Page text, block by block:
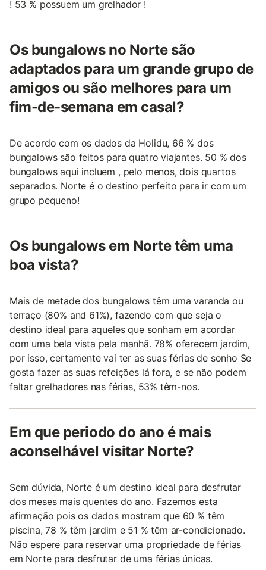
! 53 % possuem um grelhador !
Os bungalows no Norte são
adaptados para um grande grupo de
amigos ou são melhores para um
fim-de-semana em casal?
De acordo com os dados da Holidu, 66 % dos
bungalows são feitos para quatro viajantes. 50 % dos
bungalows aqui incluem , pelo menos, dois quartos
separados. Norte é o destino perfeito para ir com um
grupo pequeno!
Os bungalows em Norte têm uma
boa vista?
Mais de metade dos bungalows têm uma varanda ou
terraço (80% and 61%), fazendo com que seja o
destino ideal para aqueles que sonham em acordar
com uma bela vista pela manhã. 78% oferecem jardim,
por isso, certamente vai ter as suas férias de sonho Se
gosta fazer as suas refeições lá fora, e se não podem
faltar grelhadores nas férias, 53% têm-nos.
Em que periodo do ano é mais
aconselhável visitar Norte?
Sem dúvida, Norte é um destino ideal para desfrutar
dos meses mais quentes do ano. Fazemos esta
afirmação pois os dados mostram que 60 % têm
piscina, 78 % têm jardim e 51 % têm ar-condicionado.
Não espere para reservar uma propriedade de férias
em Norte para desfrutar de uma férias únicas.